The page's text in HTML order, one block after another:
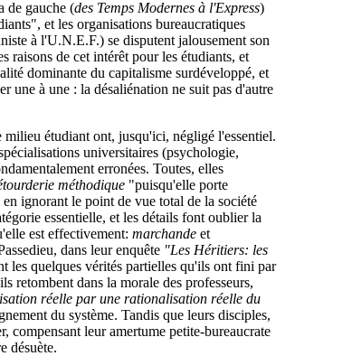
de gauche (des Temps Modernes à l'Express)
et les organisations bureaucratiques
à l'U.N.E.F.) se disputent jalousement son
raisons de cet intérêt pour les étudiants, et
dominante du capitalisme surdéveloppé, et
une à une : la désaliénation ne suit pas d'autre
milieu étudiant ont, jusqu'ici, négligé l'essentiel.
universitaires (psychologie,
erronées. Toutes, elles
méthodique "puisqu'elle porte
ignorant le point de vue total de la société
essentielle, et les détails font oublier la
est effectivement: marchande et
dans leur enquête "Les Héritiers: les
les quelques vérités partielles qu'ils ont fini par
retombent dans la morale des professeurs,
réelle par une rationalisation réelle du
du système. Tandis que leurs disciples,
compensant leur amertume petite-bureaucrate
désuète.